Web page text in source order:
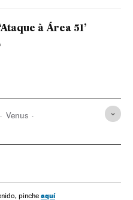
à Área 51’
Venus
pinche aquí